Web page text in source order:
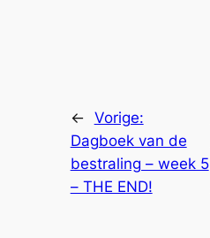
← Vorige:
Dagboek van de
bestraling – week 5
– THE END!